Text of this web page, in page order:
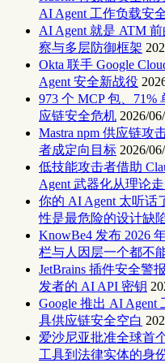
AI Agent 工作负载安
AI Agent 就是 ATM
察与多层防御框架
Okta 联手 Google
Agent 安全新战役
973 个 MCP 包、
应链安全危机 2026/
Mastra npm 供应链攻
者成定向目标 2026/
低技能攻击者借助
Agent 武器化从理论
你的 AI Agent 太听
性是最危险的设计缺
KnowBe4 发布 2026
栏与人因层一个都不
JetBrains 插件安全警
发者的 AI API 密钥
Google 推出 AI
具供应链安全空白
爱沙尼亚批准全球首
工具到法律实体的身